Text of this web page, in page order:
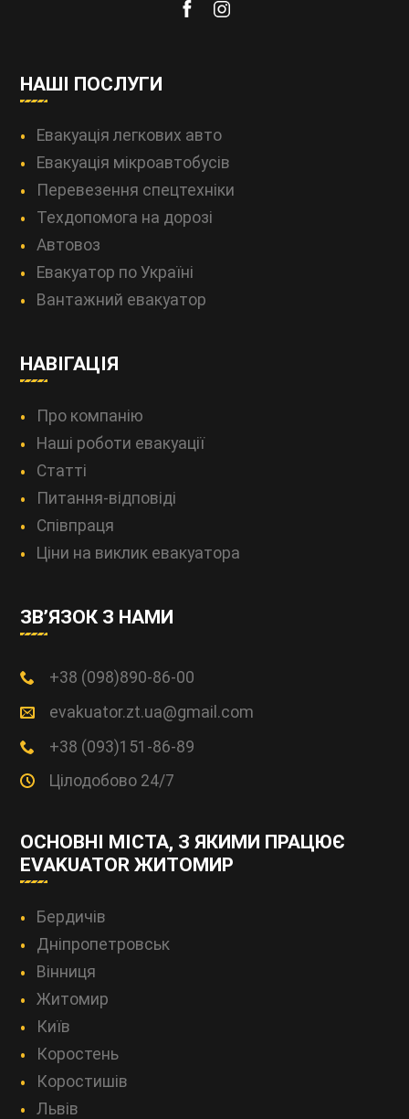
НАШІ ПОСЛУГИ
Евакуація легкових авто
Евакуація мікроавтобусів
Перевезення спецтехніки
Техдопомога на дорозі
Автовоз
Евакуатор по Україні
Вантажний евакуатор
НАВІГАЦІЯ
Про компанію
Наші роботи евакуації
Статті
Питання-відповіді
Співпраця
Ціни на виклик евакуатора
ЗВ’ЯЗОК З НАМИ
+38 (098)890-86-00
evakuator.zt.ua@gmail.com
+38 (093)151-86-89
Цілодобово 24/7
ОСНОВНІ МІСТА, З ЯКИМИ ПРАЦЮЄ
EVAKUATOR ЖИТОМИР
Бердичів
Дніпропетровськ
Вінниця
Житомир
Київ
Коростень
Коростишів
Львів